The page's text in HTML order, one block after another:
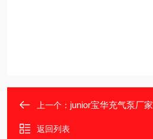
上一个： junior宝华充气泵厂家
返回列表